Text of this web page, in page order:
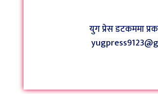
युग प्रेस डटकममा